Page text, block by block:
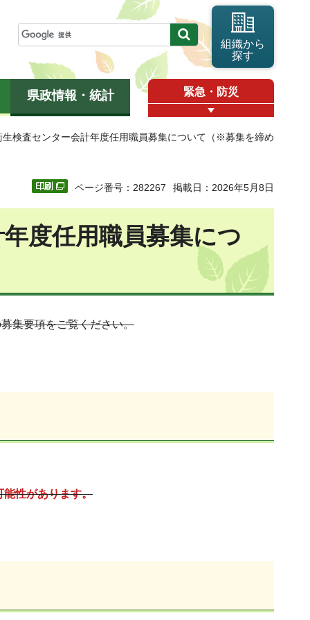
組織から
探す
県政情報・統計 緊急・防災
検査センター会計年度任用職員募集について（※募集を締め
ページ番号：282267 掲載日：2026年5月8日
度任用職員募集につ
集要項をご覧ください。
性があります。